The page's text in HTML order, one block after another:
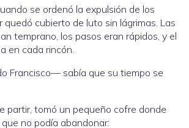
se ordenó la expulsión de los
quedó cubierto de luto sin lágrimas. Las
temprano, los pasos eran rápidos, y el
en cada rincón.
Francisco— sabía que su tiempo se
partir, tomó un pequeño cofre donde
no podía abandonar: